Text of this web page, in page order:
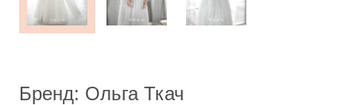
Бренд: Ольга Ткач